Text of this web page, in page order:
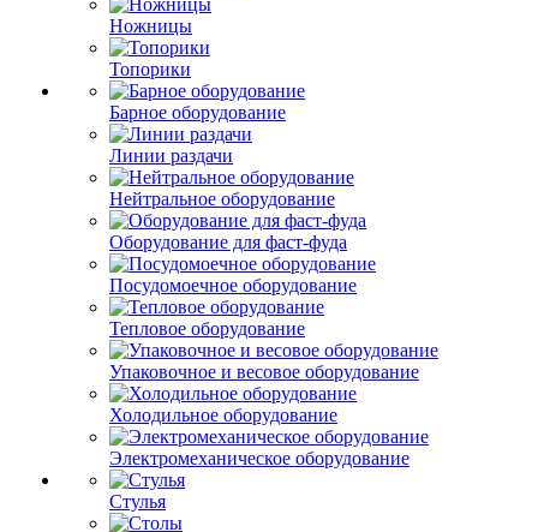
Ножницы
Топорики
Барное оборудование
Линии раздачи
Нейтральное оборудование
Оборудование для фаст-фуда
Посудомоечное оборудование
Тепловое оборудование
Упаковочное и весовое оборудование
Холодильное оборудование
Электромеханическое оборудование
Стулья